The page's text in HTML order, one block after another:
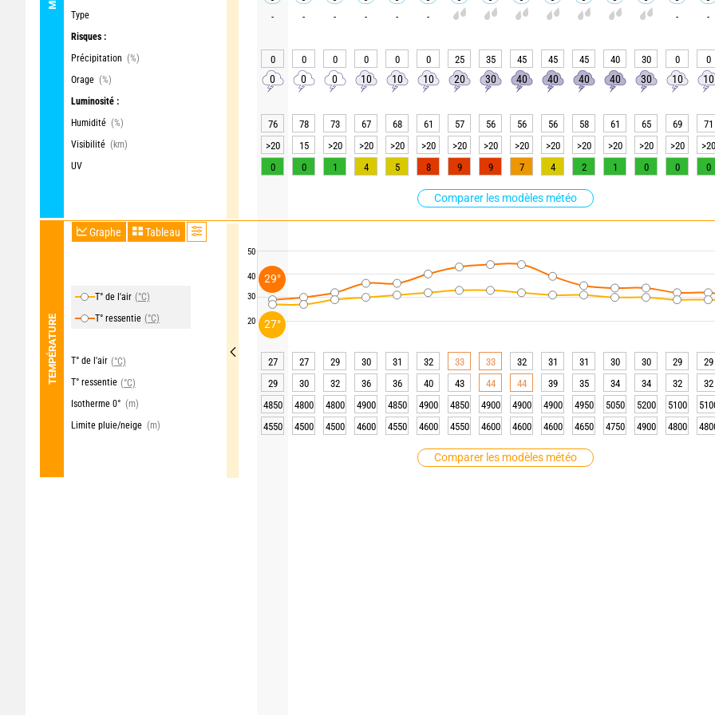
Type
Risques :
Précipitation (%)
Orage (%)
Luminosité :
Humidité (%)
Visibilité (km)
UV
Comparer les modèles météo
TEMPÉRATURE
Graphe Tableau
T° de l'air (°C)
T° ressentie (°C)
T° de l'air (°C)
T° ressentie (°C)
Isotherme 0° (m)
Limite pluie/neige (m)
Comparer les modèles météo
50
40
30
20
- - - - - - - -
0 0 0 0 0 0 25 35 45 45 45 40 30 0 0
0 0 0 10 10 10 20 30 40 40 40 40 30 10 10
76 78 73 67 68 61 57 56 56 56 58 61 65 69 71
>20
15 >20 >20 >20 >20 >20 >20 >20 >20 >20 >20 >20 >20 >20
0
0 1 4 5 8 9 9 7 4 2 1 0 0 0
27 27 29 30 31 32 33 33 32 31 31 30 30 29 29
29
30 32 36 36 40 43 44 44 39 35 34 34 32 32
4850
4800 4800 4900 4850 4900 4850 4900 4900 4900 4950 5050 5200 5100
4550
4500 4500 4600 4550 4600 4550 4600 4600 4600 4650 4750 4900 4800
27°
29°